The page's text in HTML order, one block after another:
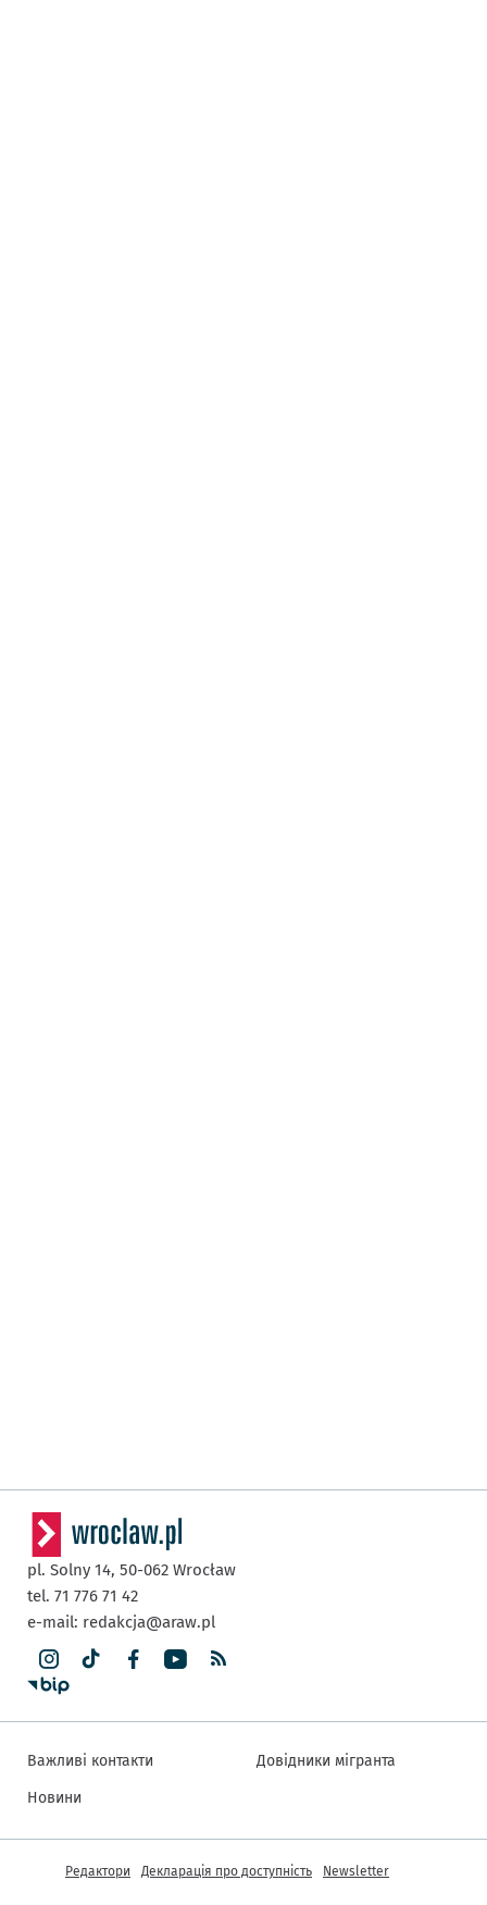
pl. Solny 14, 50-062 Wrocław
tel. 71 776 71 42
e-mail: redakcja@araw.pl
Важливі контакти
Новини
Довідники мігранта
Інша інформація
Редактори Декларація про доступність Newsletter